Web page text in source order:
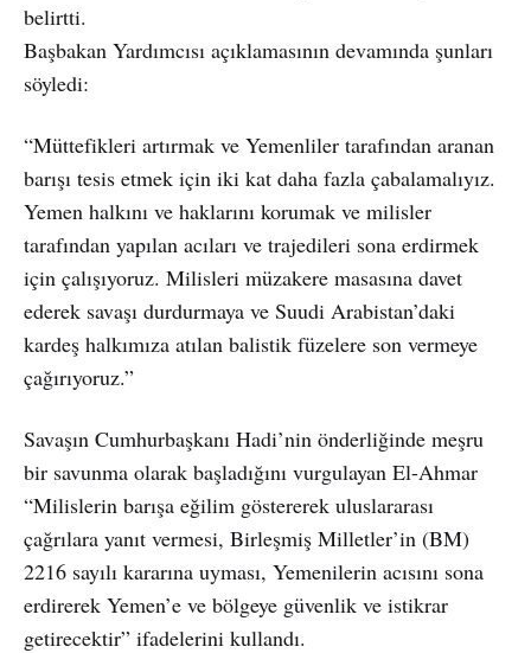
belirtti.
Başbakan Yardımcısı açıklamasının devamında şunları
söyledi:
“Müttefikleri artırmak ve Yemenliler tarafından aranan
barışı tesis etmek için iki kat daha fazla çabalamalıyız.
Yemen halkını ve haklarını korumak ve milisler
tarafından yapılan acıları ve trajedileri sona erdirmek
için çalışıyoruz. Milisleri müzakere masasına davet
ederek savaşı durdurmaya ve Suudi Arabistan’daki
kardeş halkımıza atılan balistik füzelere son vermeye
çağırıyoruz.”
Savaşın Cumhurbaşkanı Hadi’nin önderliğinde meşru
bir savunma olarak başladığını vurgulayan El-Ahmar
“Milislerin barışa eğilim göstererek uluslararası
çağrılara yanıt vermesi, Birleşmiş Milletler’in (BM)
2216 sayılı kararına uyması, Yemenilerin acısını sona
erdirerek Yemen’e ve bölgeye güvenlik ve istikrar
getirecektir” ifadelerini kullandı.